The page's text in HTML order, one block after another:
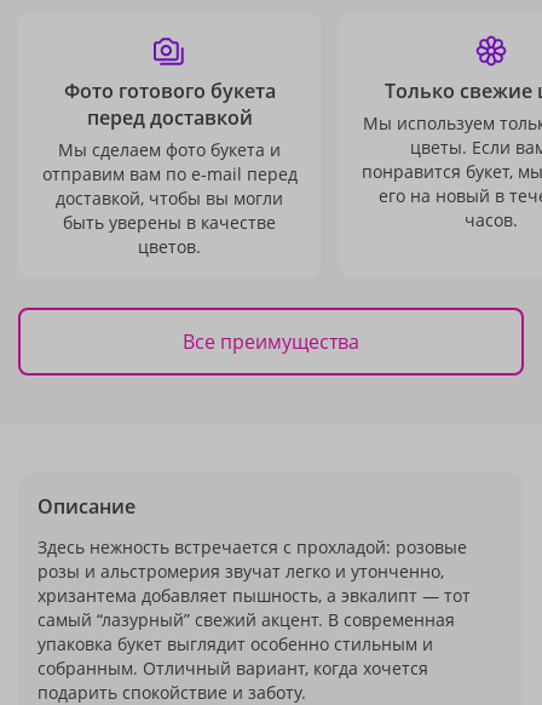
Фото готового букета
перед доставкой
Мы сделаем фото букета и
отправим вам по e-mail перед
доставкой, чтобы вы могли
быть уверены в качестве
цветов.
Только свежие
Мы используем
цветы. Если
понравится букет,
его на новый в
часов.
Все преимущества
Описание
Здесь нежность встречается с прохладой: розовые
розы и альстромерия звучат легко и утонченно,
хризантема добавляет пышность, а эвкалипт — тот
самый “лазурный” свежий акцент. В современная
упаковка букет выглядит особенно стильным и
собранным. Отличный вариант, когда хочется
подарить спокойствие и заботу.